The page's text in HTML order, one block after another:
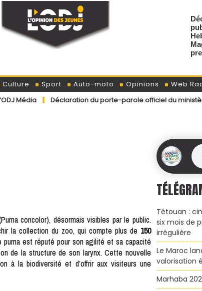
Culture Sport Auto-moto Opinions Web
Déclaration du porte-parole officiel du ministère de
concolor), désormais visibles par le public.
la collection du zoo, qui compte plus de 150
puma est réputé pour son agilité et sa capacité
de la structure de son larynx. Cette nouvelle
à la biodiversité et d’offrir aux visiteurs une
Tétouan :
six mois de
irrégulière
Le Maroc
valorisation
Marhaba